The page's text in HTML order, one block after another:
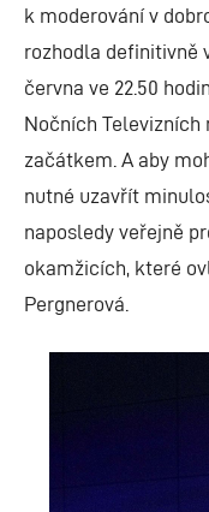
k moderování v
rozhodla definitivně
června ve 22.50
Nočních Televizních
začátkem. A aby
nutné uzavřít
naposledy veřejně
okamžicích, které
Pergnerová.